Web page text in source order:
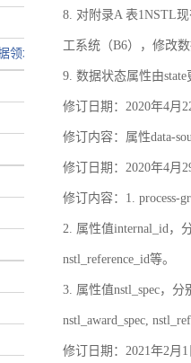
领域模型的验证
8. 对附录A 表1NSTL
工系统（B6），修改
9. 数据状态属性由state
修订日期：2020年4月
修订内容：属性data-
修订日期：2020年4月
修订内容：1. process-
2. 属性值internal_id，
nstl_reference_id等。
3. 属性值nstl_spec，分
nstl_award_spec,
修订日期：2021年2月1